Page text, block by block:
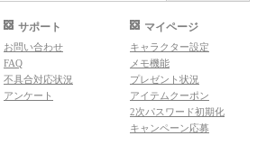
サポート
お問い合わせ
FAQ
不具合対応状況
アンケート
マイページ
キャラクター設定
メモ機能
プレゼント状況
アイテムクーポン
2次パスワード初期化
キャンペーン応募